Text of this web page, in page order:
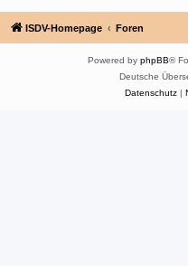
ISDV-Homepage Foren
Powered by phpBB®
Deutsche
Datenschutz|